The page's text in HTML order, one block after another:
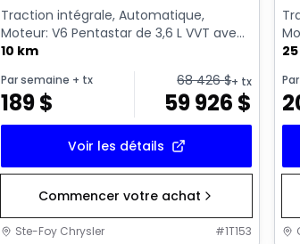
Traction intégrale, Automatique,
Moteur: V6 Pentastar de 3,6 L VVT avec
arrêt au ralenti - 6 Cyl. - ...
10 km
Par semaine + tx
189$
68 426$+ tx
59 926 $
Voir les détails
Commencer votre achat
Ste-Foy Chrysler #1T153